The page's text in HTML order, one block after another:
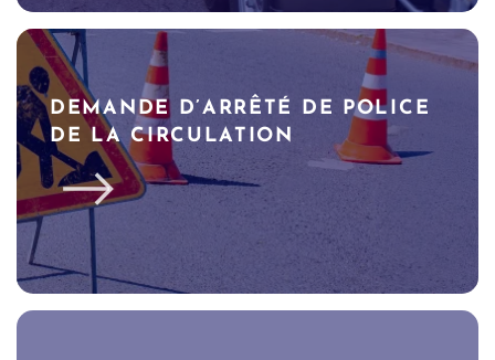
DEMANDE D’ARRÊTÉ DE POLICE
DE LA CIRCULATION